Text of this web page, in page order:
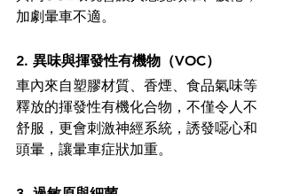
加劇暈車不適。
2. 異味與揮發性有機物（VOC）
車內來自塑膠材質、香煙、食品氣味等
釋放的揮發性有機化合物，不僅令人不
舒服，更會刺激神經系統，誘發噁心和
頭暈，讓暈車症狀加重。